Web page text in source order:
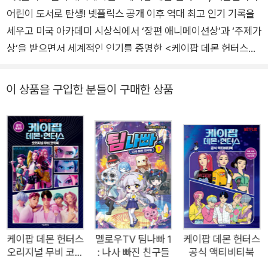
어린이 도서로 탄생! 넷플릭스 공개 이후 역대 최고 인기 기록을
세우고 미국 아카데미 시상식에서 ‘장편 애니메이션상’과 ‘주제가
상’을 받으면서 세계적인 인기를 증명한 <케이팝 데몬 헌터스>.
세요. *<케이팝 데몬 헌터스 애니메이션 그림책 : 팬들을 위해!>
들이 노래, 우정, 용기를 통해 세상을 지켜 내는 이야기를 그림책
으로 만날 수 있어요. • 헌트릭스, 사자 보이즈, 호랑이 더피, 까치
서씨 등 인기 만점 캐릭터들의 사랑스러운 그림은 또 다른 매력을
선사해요. • 큰 판형과 선명한 컬러감으로 어린이 스스로 읽기도
좋고, 부모님과 자녀 함께 읽기에도 좋아요. • 디즈니 애니메이션
번역 경험이 풍부한 전문 번역가의 참여로 국내 어린이 눈높이에
맞는 친근한 그림책으로 좋은 선물이 될 거예요. Netflix Hit Ani
mation <K-Pop Demon Hunters> Now Available in Korea
n Edition. Rumi, Mira, and Zoey are pop stars by day and
이 상품을 구입한 분들이 구매한 상품
케이팝 데몬 헌터스
오리지널 무비 코믹
멜로우TV 팀나빠 1
: 나사 빠진 친구들
케이팝 데몬 헌터스
공식 액티비티북